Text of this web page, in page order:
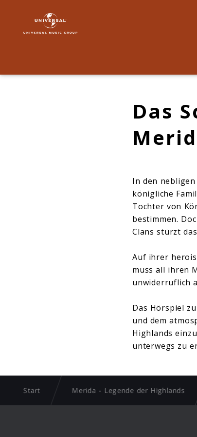
Legende
Biografie
Das
In den
königliche
Tochter von
bestimmen.
Clans stürzt
Auf ihrer
muss all ihren
unwiderruflich
Das Hörspiel
und dem
Highlands
unterwegs zu
Start Merida - Legende der Highlands